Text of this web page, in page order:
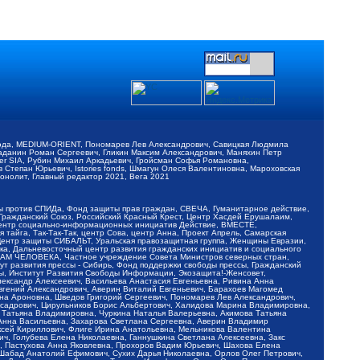
MEDIUM-ORIENT, Пономарев Лев Александрович, Савицкая Людмила
Роман Сергеевич, Гликин Максим Александрович, Маняхин Петр
Рубин Михаил Аркадьевич, Гройсман Софья Романовна,
Юрьевич, Istories fonds, Шмагун Олеся Валентиновна, Мароховская
Главный редактор 2021, Вега 2021
СПИДа, Фонд защиты прав граждан, СВЕЧА, Гуманитарное действие,
Союз, Российский Красный Крест, Центр Хасдей Ерушалаим,
социально-информационных инициатив Действие, ВМЕСТЕ,
Так-Так-Так, центр Сова, центр Анна, Проект Апрель, Самарская
защиты СИБАЛЬТ, Уральская правозащитная группа, Женщины Евразии,
Дальневосточный центр развития гражданских инициатив и социального
ЧЕЛОВЕКА, Частное учреждение Совета Министров северных стран,
прессы - Сибирь, Фонд поддержки свободы прессы, Гражданский
Институт Развития Свободы Информации, Экозащита!-Женсовет,
Алексеевич, Васильева Анастасия Евгеньевна, Ривина Анна
Александрович, Аверин Виталий Евгеньевич, Барахоев Магомед
Шведов Григорий Сергеевич, Пономарев Лев Александрович,
Цирульников Борис Альбертович, Халидова Марина Владимировна,
Владимировна, Чуркина Наталья Валерьевна, Акимова Татьяна
Васильевна, Захарова Светлана Сергеевна, Аверин Владимир
Кириллович, Флиге Ирина Анатольевна, Мельникова Валентина
Елена Николаевна, Ганнушкина Светлана Алексеевна, Закс
Анна Яковлевна, Прохоров Вадим Юрьевич, Шахова Елена
Анатолий Ефимович, Сухих Дарья Николаевна, Орлов Олег Петрович,